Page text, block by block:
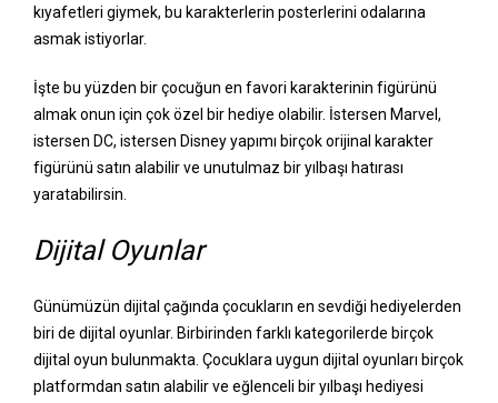
kıyafetleri giymek, bu karakterlerin posterlerini odalarına
asmak istiyorlar.
İşte bu yüzden bir çocuğun en favori karakterinin figürünü
almak onun için çok özel bir hediye olabilir. İstersen Marvel,
istersen DC, istersen Disney yapımı birçok orijinal karakter
figürünü satın alabilir ve unutulmaz bir yılbaşı hatırası
yaratabilirsin.
Dijital Oyunlar
Günümüzün dijital çağında çocukların en sevdiği hediyelerden
biri de dijital oyunlar. Birbirinden farklı kategorilerde birçok
dijital oyun bulunmakta. Çocuklara uygun dijital oyunları birçok
platformdan satın alabilir ve eğlenceli bir yılbaşı hediyesi